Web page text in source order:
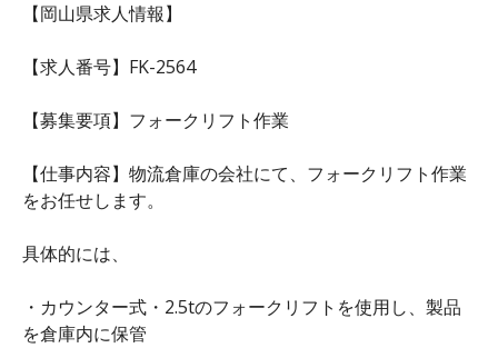
【岡山県求人情報】
【求人番号】FK-2564
【募集要項】フォークリフト作業
【仕事内容】物流倉庫の会社にて、フォークリフト作業
をお任せします。
具体的には、
・カウンター式・2.5tのフォークリフトを使用し、製品
を倉庫内に保管